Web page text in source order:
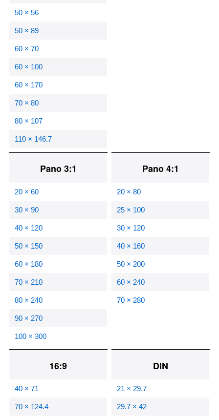
50 × 56
50 × 89
60 × 70
60 × 100
60 × 170
70 × 80
80 × 107
110 × 146.7
Pano 3:1
20 × 60
30 × 90
40 × 120
50 × 150
60 × 180
70 × 210
80 × 240
90 × 270
100 × 300
Pano 4:1
20 × 80
25 × 100
30 × 120
40 × 160
50 × 200
60 × 240
70 × 280
16:9
40 × 71
70 × 124.4
DIN
21 × 29.7
29.7 × 42